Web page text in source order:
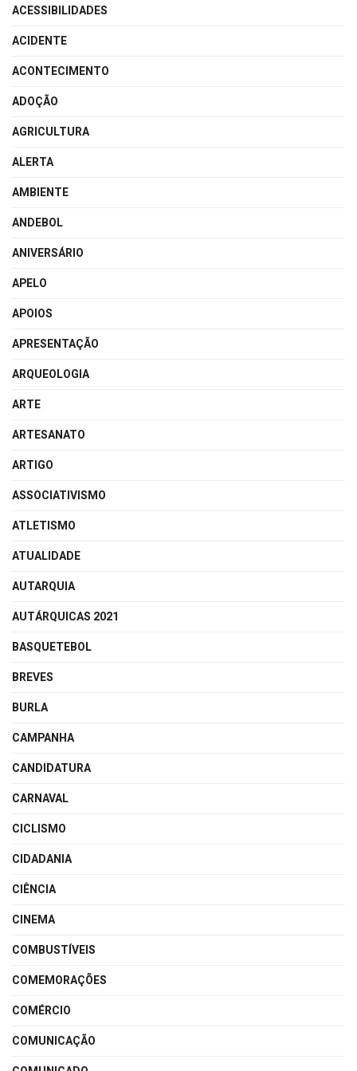
ACESSIBILIDADES
ACIDENTE
ACONTECIMENTO
ADOÇÃO
AGRICULTURA
ALERTA
AMBIENTE
ANDEBOL
ANIVERSÁRIO
APELO
APOIOS
APRESENTAÇÃO
ARQUEOLOGIA
ARTE
ARTESANATO
ARTIGO
ASSOCIATIVISMO
ATLETISMO
ATUALIDADE
AUTARQUIA
AUTÁRQUICAS 2021
BASQUETEBOL
BREVES
BURLA
CAMPANHA
CANDIDATURA
CARNAVAL
CICLISMO
CIDADANIA
CIÊNCIA
CINEMA
COMBUSTÍVEIS
COMEMORAÇÕES
COMÉRCIO
COMUNICAÇÃO